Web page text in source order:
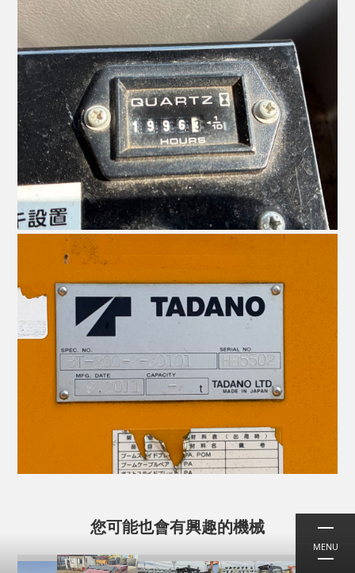
MENU
您可能也會有興趣的機械